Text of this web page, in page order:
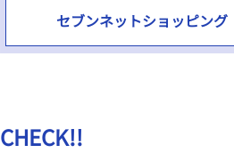
セブンネットショッピング
CHECK!!